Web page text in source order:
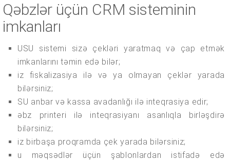
Qəbzlər üçün CRM sisteminin
imkanları
USU sistemi sizə çekləri yaratmaq və çap etmək
imkanlarını təmin edə bilər;
iz fiskalizasiya ilə və ya olmayan çeklər yarada
bilərsiniz;
SU anbar və kassa avadanlığı ilə inteqrasiya edir;
əbz printeri ilə inteqrasiyanı asanlıqla birləşdirə
bilərsiniz;
iz birbaşa proqramda çek yarada bilərsiniz;
u məqsədlər üçün şablonlardan istifadə edə